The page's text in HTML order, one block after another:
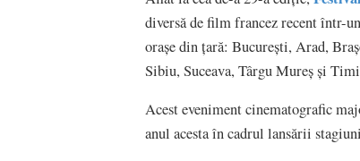
diversă de film francez recent într-
orașe din țară: București, Arad,
Sibiu, Suceava, Târgu Mureș și
Acest eveniment cinematografic
anul acesta în cadrul lansării